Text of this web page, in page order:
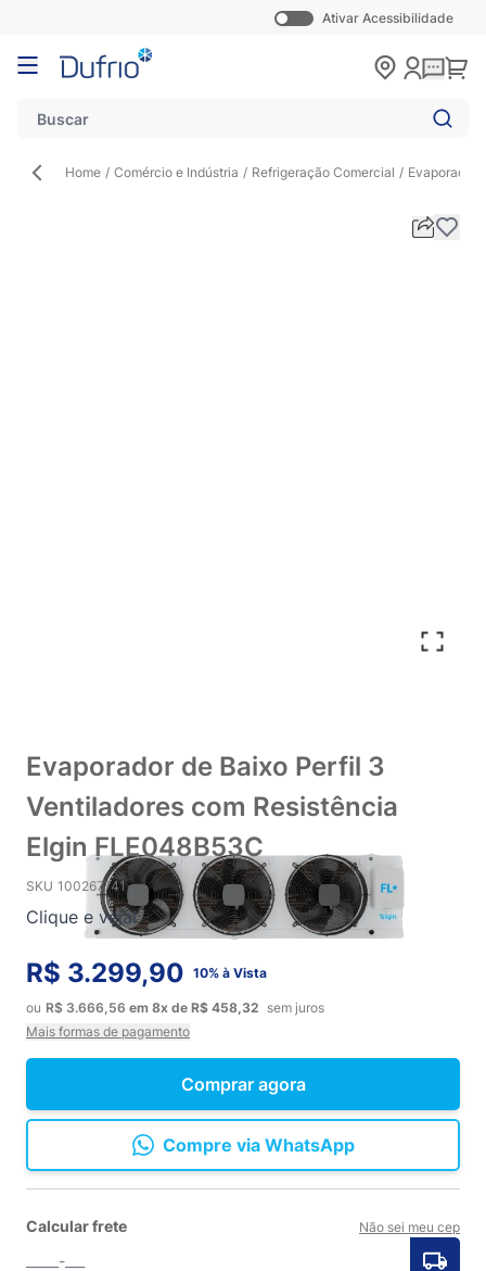
Ativar Acessibilidade
Pular para o conteúdo
Home / Comércio e Indústria / Refrigeração Comercial / Evaporador
Evaporador de Baixo Perfil 3
Ventiladores com Resistência
Elgin FLE048B53C
SKU 100267741
Clique e veja!
Comprar agora
R$ 3.299,90 10% à Vista
ou R$ 3.666,56 em 8x de R$ 458,32 sem juros
Mais formas de pagamento
Compre via WhatsApp
Calcular frete Não sei meu cep